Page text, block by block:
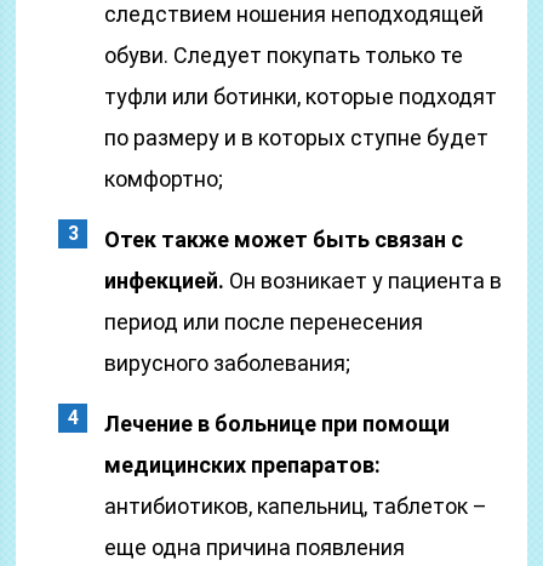
следствием ношения неподходящей
обуви. Следует покупать только те
туфли или ботинки, которые подходят
по размеру и в которых ступне будет
комфортно;
Отек также может быть связан с
инфекцией. Он возникает у пациента в
период или после перенесения
вирусного заболевания;
Лечение в больнице при помощи
медицинских препаратов:
антибиотиков, капельниц, таблеток –
еще одна причина появления